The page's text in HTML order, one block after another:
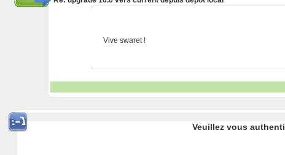
Vive swaret !
Veuillez vous